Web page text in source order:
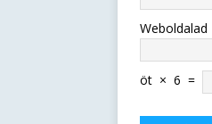
Weboldalad
öt × 6 =